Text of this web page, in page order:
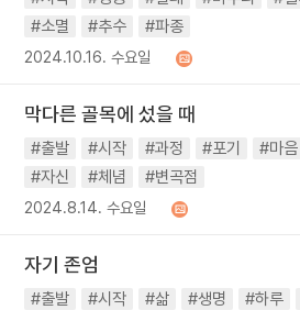
#소멸
#추수 #파종
2024.10.16. 수요일
막다른 골목에 섰을 때
#출발 #시작 #과정 #포기 #마음
#자신
#체념 #변곡점
2024.8.14. 수요일
자기 존엄
#출발 #시작 #삶 #생명 #하루